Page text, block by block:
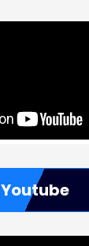
Youtube